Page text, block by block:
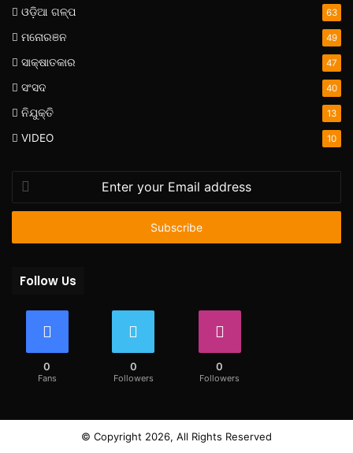
ଓଡ଼ିଆ ଗଳ୍ପ 63
ମନୋରଞନ 49
ସାକ୍ଷାତକାର 47
ସଂସଦ 40
ନିଯୁକ୍ତି 13
VIDEO 10
your
Email
Follow Us
0
Fans
0
Followers
0
Followers
© Copyright 2026, All Rights Reserved